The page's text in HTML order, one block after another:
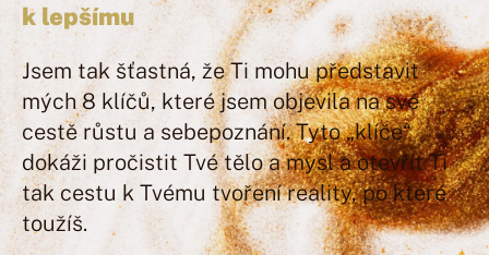
k lepšímu
Jsem tak šťastná, že Ti mohu představit
mých 8 klíčů, které jsem objevila na své
cestě růstu a sebepoznání. Tyto „klíče“
dokáži pročistit Tvé tělo a mysl a otevřít Ti
tak cestu k Tvému tvoření reality, po které
toužíš.